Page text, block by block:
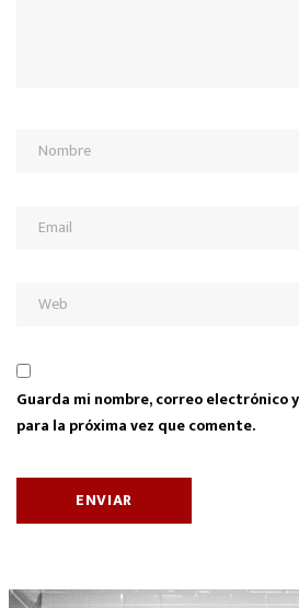
Guarda mi nombre, correo electrónico
para la próxima vez que comente.